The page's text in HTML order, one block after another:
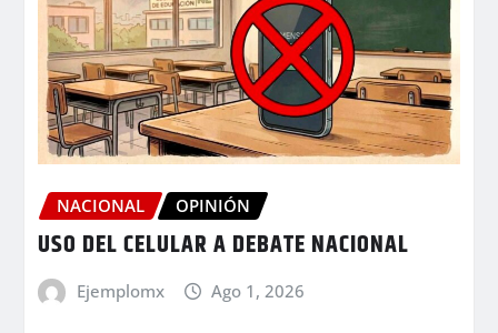
NACIONAL OPINIÓN
USO DEL CELULAR A DEBATE NACIONAL
Ejemplomx Ago 1, 2026